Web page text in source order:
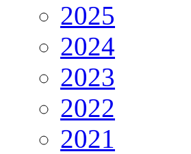
2025
2024
2023
2022
2021